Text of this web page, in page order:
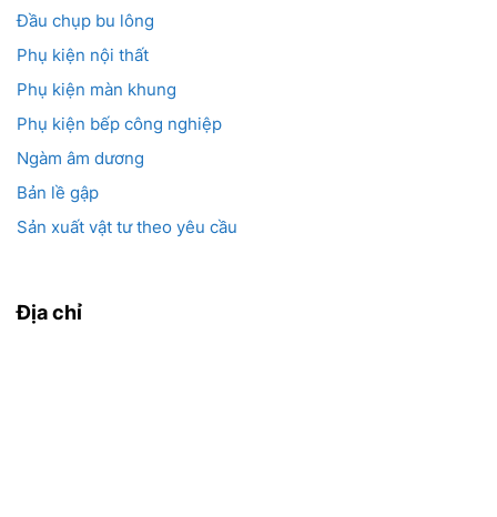
Đầu chụp bu lông
Phụ kiện nội thất
Phụ kiện màn khung
Phụ kiện bếp công nghiệp
Ngàm âm dương
Bản lề gập
Sản xuất vật tư theo yêu cầu
Địa chỉ